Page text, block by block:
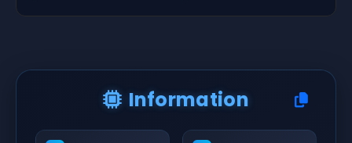
Information